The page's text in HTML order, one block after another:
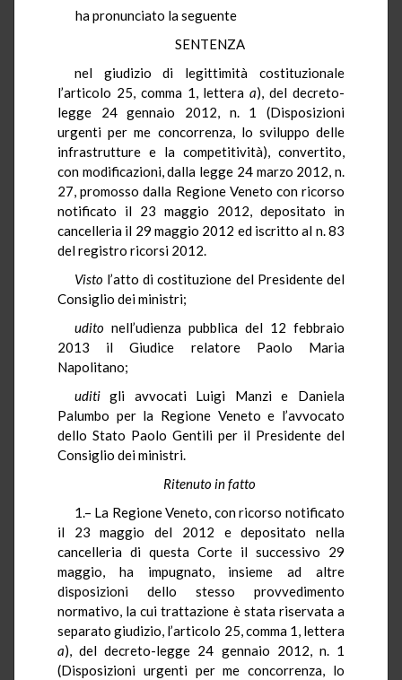
ha pronunciato la seguente
SENTENZA
nel giudizio di legittimità costituzionale
l’articolo 25, comma 1, letteraa), del decreto-
legge 24 gennaio 2012, n. 1 (Disposizioni
urgenti per me concorrenza, lo sviluppo delle
infrastrutture e la competitività), convertito,
con modificazioni, dalla legge 24 marzo 2012, n.
27, promosso dalla Regione Veneto con ricorso
notificato il 23 maggio 2012, depositato in
cancelleria il 29 maggio 2012 ed iscritto al n. 83
del registro ricorsi 2012.
Vistol’atto di costituzione del Presidente del
Consiglio dei ministri;
uditonell’udienza pubblica del 12 febbraio
2013 il Giudice relatore Paolo Maria
Napolitano;
uditigli avvocati Luigi Manzi e Daniela
Palumbo per la Regione Veneto e l’avvocato
dello Stato Paolo Gentili per il Presidente del
Consiglio dei ministri.
Ritenuto in fatto
1.– La Regione Veneto, con ricorso notificato
il 23 maggio del 2012 e depositato nella
cancelleria di questa Corte il successivo 29
maggio, ha impugnato, insieme ad altre
disposizioni dello stesso provvedimento
normativo, la cui trattazione è stata riservata a
separato giudizio, l’articolo 25, comma 1, lettera
a), del decreto-legge 24 gennaio 2012, n. 1
(Disposizioni urgenti per me concorrenza, lo